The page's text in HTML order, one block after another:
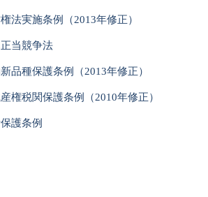
法実施条例（2013年修正）
当競争法
品種保護条例（2013年修正）
権税関保護条例（2010年修正）
護条例